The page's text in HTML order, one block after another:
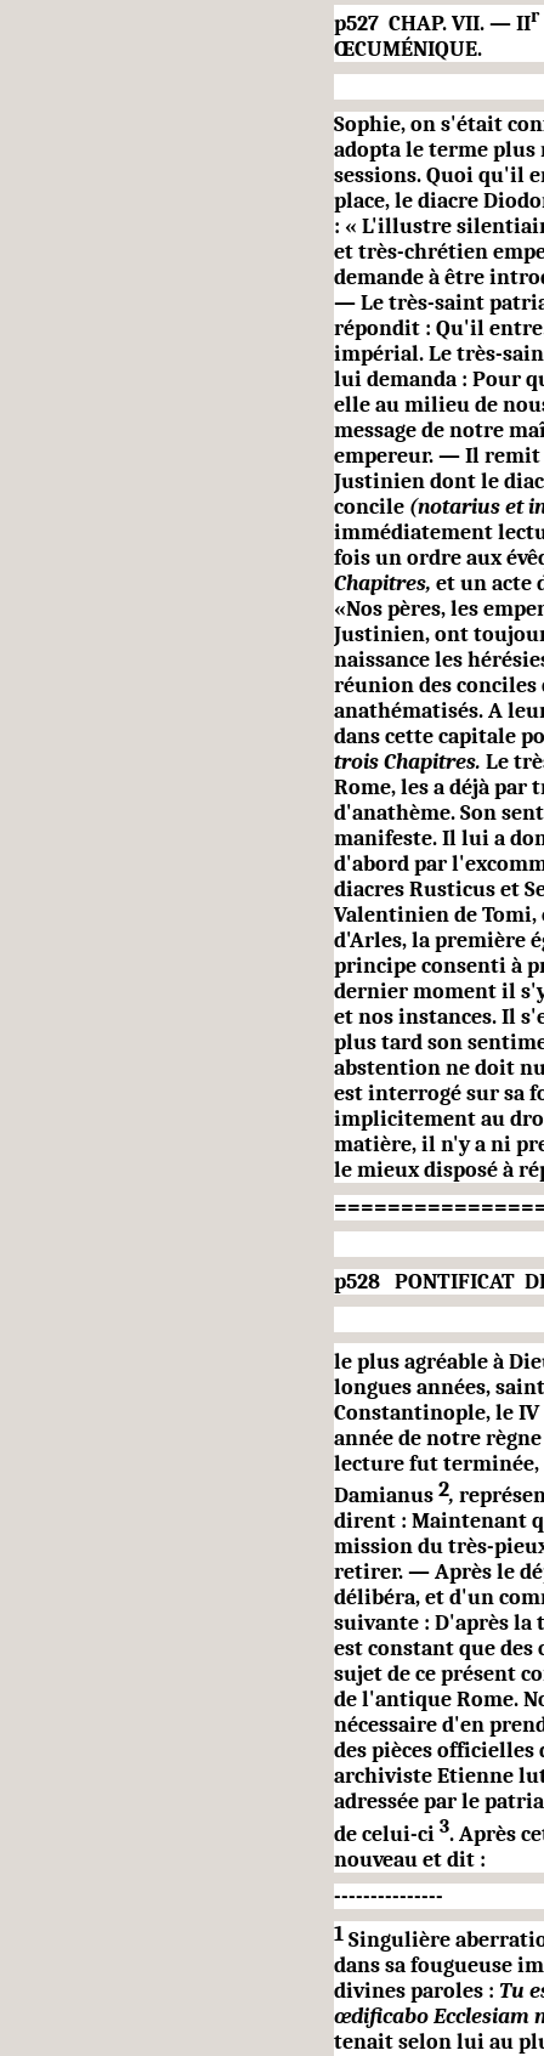
p527 CHAP. VII. — IIr
ŒCUMÉNIQUE.
Sophie, on s'était
adopta le terme plus
sessions. Quoi qu'il
place, le diacre
: « L'illustre
et très-chrétien
demande à être
— Le très-saint
répondit : Qu'il
impérial. Le très-
lui demanda : Pour
elle au milieu de
message de notre
empereur. — Il remit
Justinien dont le
concile (notarius et
immédiatement
fois un ordre aux
Chapitres, et un acte
«Nos pères, les
Justinien, ont
naissance les
réunion des conciles
anathématisés. A
dans cette capitale
trois Chapitres. Le
Rome, les a déjà par
d'anathème. Son
manifeste. Il lui a
d'abord par
diacres Rusticus et
Valentinien de
d'Arles, la première
principe consenti à
dernier moment il
et nos instances. Il
plus tard son
abstention ne doit
est inter­rogé sur sa
implicitement au
matière, il n'y a ni
le mieux disposé à
p528 PONTIFICAT
le plus agréable à
longues années,
Constantinople, le IV
année de notre
lecture fut terminée,
Damianus2,
dirent : Maintenant
mission du très-
retirer. — Après le
délibéra, et d'un
suivante : D'après la
est constant que des
sujet de ce présent
de l'antique Rome.
nécessaire d'en
des pièces
archiviste Etienne
adressée par le
de celui-ci 3. Après
nouveau et dit :
---------------
1Singulière
dans sa fou­gueuse
divines paroles : Tu
œdificabo Ecclesiam
tenait selon lui au